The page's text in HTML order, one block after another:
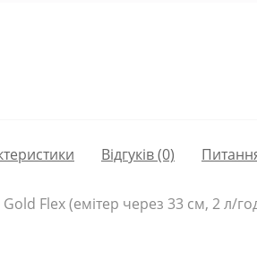
Відгуків (0)
Flex (емітер через 33 см, 2 л/